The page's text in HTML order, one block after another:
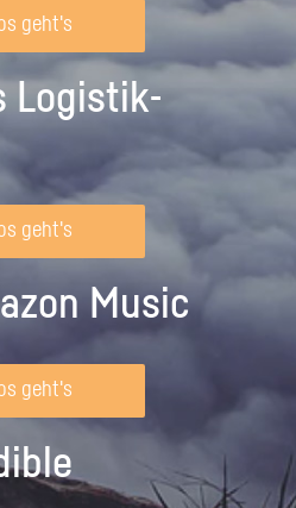
geht's
Logistik­
geht's
Music
geht's